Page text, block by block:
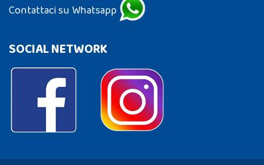
Contattaci su Whatsapp
SOCIAL NETWORK